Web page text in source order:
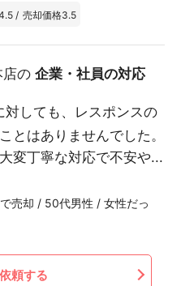
/ 売却価格3.5
店の 企業・社員の対応
対しても、レスポンスの
とはありませんでした。
変丁寧な対応で不安や...
売却 / 50代男性 / 女性だっ
頼する